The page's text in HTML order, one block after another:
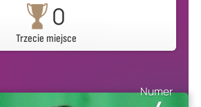
0
Trzecie miejsce
Numer